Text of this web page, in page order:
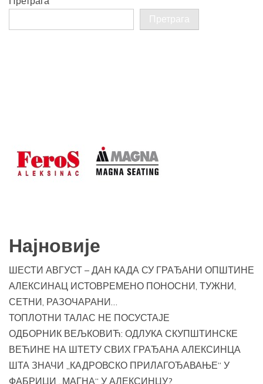
Претрага
Најновије
ШЕСТИ АВГУСТ – ДАН КАДА СУ ГРАЂАНИ ОПШТИНЕ
АЛЕКСИНАЦ ИСТОВРЕМЕНО ПОНОСНИ, ТУЖНИ,
СЕТНИ, РАЗОЧАРАНИ…
ТОПЛОТНИ ТАЛАС НЕ ПОСУСТАЈЕ
ОДБОРНИК ВЕЉКОВИЋ: ОДЛУКА СКУПШТИНСКЕ
ВЕЋИНЕ НА ШТЕТУ СВИХ ГРАЂАНА АЛЕКСИНЦА
ШТА ЗНАЧИ „КАДРОВСКО ПРИЛАГОЂАВАЊЕ“ У
ФАБРИЦИ „МАГНА“ У АЛЕКСИНЦУ?